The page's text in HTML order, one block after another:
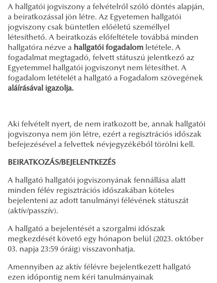
A hallgatói jogviszony a felvételről szóló döntés alapján,
a beiratkozással jön létre. Az Egyetemen hallgatói
jogviszony csak büntetlen előéletű személlyel
létesíthető. A beiratkozás előfeltétele továbbá minden
hallgatóra nézve a hallgatói fogadalom letétele. A
fogadalmat megtagadó, felvett státuszú jelentkező az
Egyetemmel hallgatói jogviszonyt nem létesíthet. A
fogadalom letételét a hallgató a Fogadalom szövegének
aláírásával igazolja.
Aki felvételt nyert, de nem iratkozott be, annak hallgatói
jogviszonya nem jön létre, ezért a regisztrációs időszak
befejezésével a felvettek névjegyzékéből törölni kell.
BEIRATKOZÁS/BEJELENTKEZÉS
A hallgató hallgatói jogviszonyának fennállása alatt
minden félév regisztrációs időszakában köteles
bejelenteni az adott tanulmányi félévének státuszát
(aktív/passzív).
A hallgató a bejelentését a szorgalmi időszak
megkezdését követő egy hónapon belül (2023. október
03. napja 23:59 óráig) visszavonhatja.
Amennyiben az aktív félévre bejelentkezett hallgató
ezen időpontig nem kéri tanulmányainak